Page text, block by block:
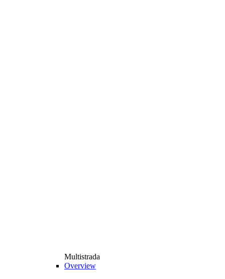
Multistrada
Overview